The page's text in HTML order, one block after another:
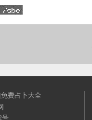
费占卜大全
号